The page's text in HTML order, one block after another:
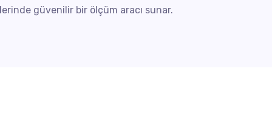
güvenilir bir ölçüm aracı sunar.